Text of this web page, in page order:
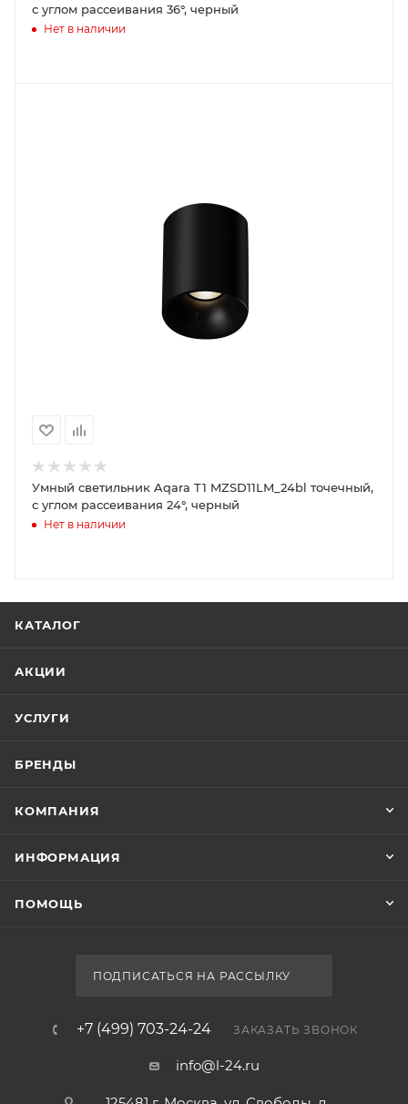
с углом рассеивания 36°, черный
Нет в наличии
Умный светильник Aqara T1 MZSD11LM_24bl точечный,
с углом рассеивания 24°, черный
Нет в наличии
КАТАЛОГ
АКЦИИ
УСЛУГИ
БРЕНДЫ
КОМПАНИЯ
ИНФОРМАЦИЯ
ПОМОЩЬ
ПОДПИСАТЬСЯ НА РАССЫЛКУ
+7 (499) 703-24-24 ЗАКАЗАТЬ ЗВОНОК
info@l-24.ru